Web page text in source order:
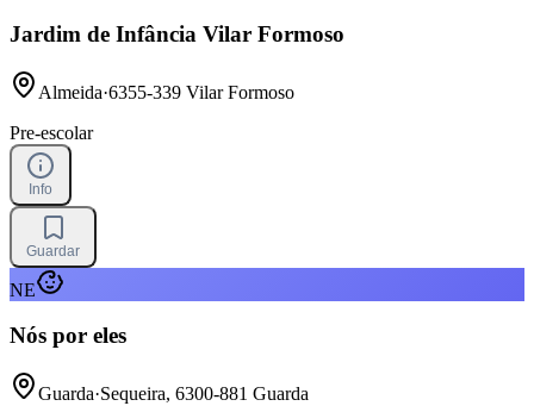
Jardim de Infância Vilar Formoso
Almeida·6355-339 Vilar Formoso
Pre-escolar
Info
Guardar
NE
Nós por eles
Guarda·Sequeira, 6300-881 Guarda